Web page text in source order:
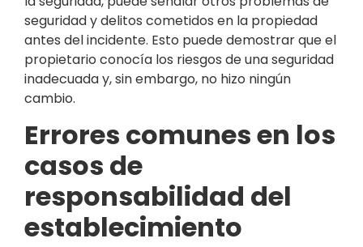
seguridad y delitos cometidos en la propiedad
antes del incidente. Esto puede demostrar que el
propietario conocía los riesgos de una seguridad
inadecuada y, sin embargo, no hizo ningún
cambio.
Errores comunes en los
casos de
responsabilidad del
establecimiento